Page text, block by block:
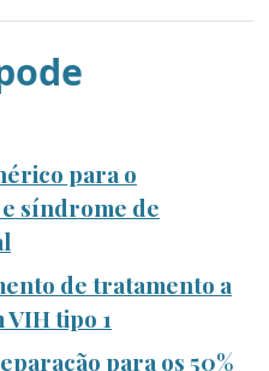
para o
síndrome de
de tratamento a
tipo 1
para os 50%